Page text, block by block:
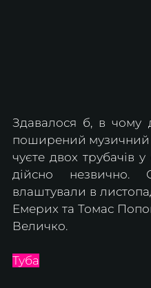
Здавалося б, в
поширений музичний
чуєте двох трубачів
дійсно незвично.
влаштували в
Емерих та Томас
Величко.
Туба